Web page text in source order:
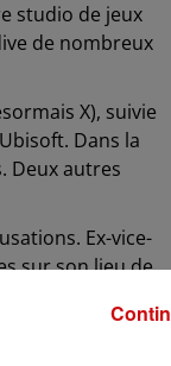
studio de jeux
de nombreux
X), suivie
Dans la
Deux autres
Ex-vice-
sur son lieu de
envers ses
avoir